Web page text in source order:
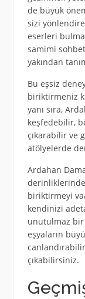
de büyük
sizi
eserleri
samimi
yakından
Bu eşsiz
biriktirmeniz
yanı sıra,
keşfedebilir,
çıkarabilir ve
atölyelerde
Ardahan
derinliklerinde
biriktirmeyi
kendinizi
unutulmaz bir
eşyaların
çıkabilirsiniz.